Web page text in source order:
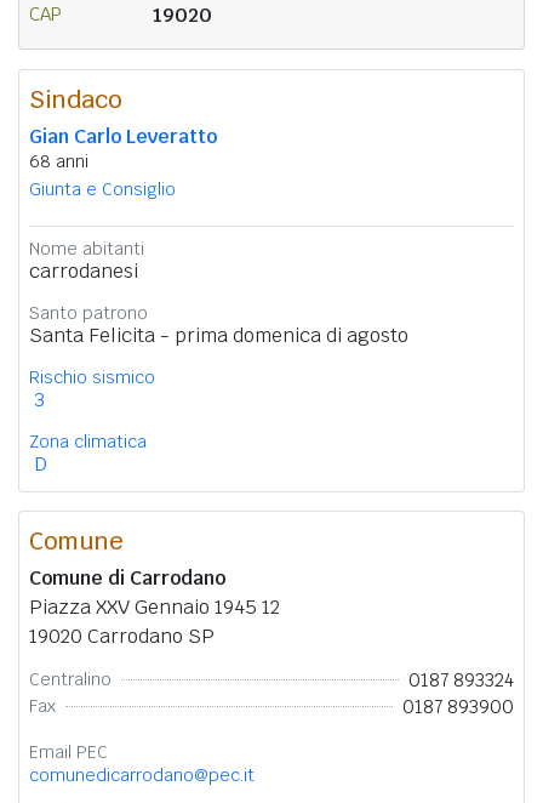
CAP 19020
Sindaco
Gian Carlo Leveratto
68 anni
Giunta e Consiglio
Nome abitanti
carrodanesi
Santo patrono
Santa Felicita - prima domenica di agosto
Rischio sismico
3
Zona climatica
D
Comune
Comune di Carrodano
Piazza XXV Gennaio 1945 12
19020 Carrodano SP
Centralino 0187 893324
Fax 0187 893900
Email PEC
comunedicarrodano@pec.it